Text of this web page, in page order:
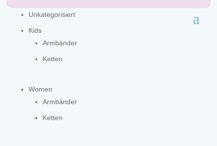
Unkategorisiert
Kids
Armbänder
Ketten
Women
Armbänder
Ketten